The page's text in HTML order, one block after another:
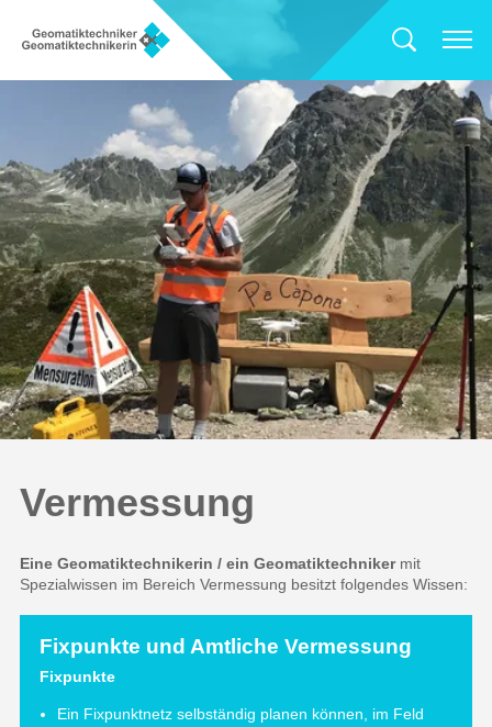
Vermessung
Eine Geomatiktechnikerin / ein Geomatiktechniker mit
Spezialwissen im Bereich Vermessung besitzt folgendes Wissen:
Fixpunkte und Amtliche Vermessung
Fixpunkte
Ein Fixpunktnetz selbständig planen können, im Feld